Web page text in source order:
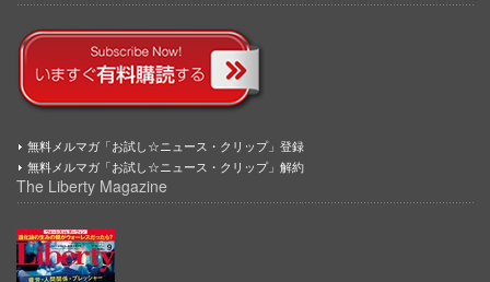
無料メルマガ「お試し☆ニュース・クリップ」登録
無料メルマガ「お試し☆ニュース・クリップ」解約
The Liberty Magazine